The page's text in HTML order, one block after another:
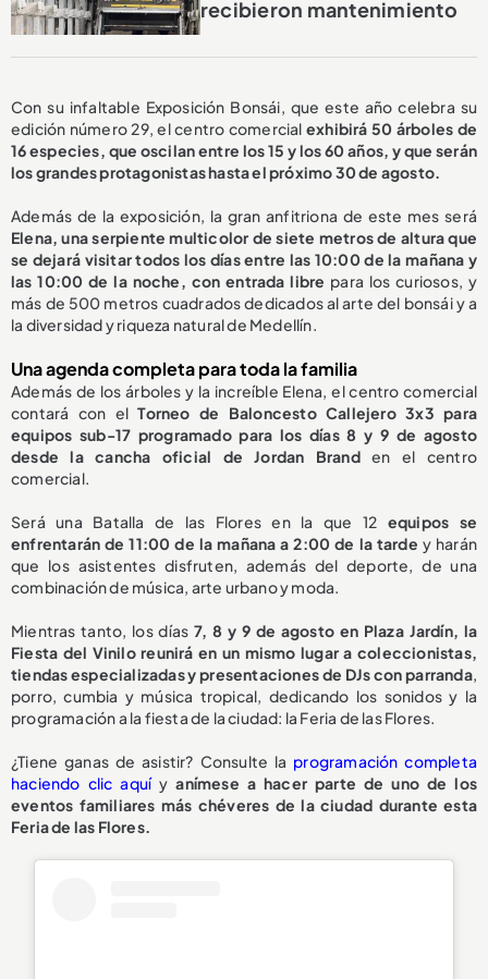
recibieron mantenimiento
Con su infaltable Exposición Bonsái, que este año celebra su
edición número 29, el centro comercial exhibirá 50 árboles de
16 especies, que oscilan entre los 15 y los 60 años, y que serán
los grandes protagonistas hasta el próximo 30 de agosto.
Además de la exposición, la gran anfitriona de este mes será
Elena, una serpiente multicolor de siete metros de altura que
se dejará visitar todos los días entre las 10:00 de la mañana y
las 10:00 de la noche, con entrada libre para los curiosos, y
más de 500 metros cuadrados dedicados al arte del bonsái y a
la diversidad y riqueza natural de Medellín.
Una agenda completa para toda la familia
Además de los árboles y la increíble Elena, el centro comercial
contará con elTorneo de Baloncesto Callejero 3x3 para
equipos sub-17 programado para los días 8 y 9 de agosto
desde la cancha oficial de Jordan Branden el centro
comercial.
Será una Batalla de las Flores en la que 12 equipos se
enfrentarán de 11:00 de la mañana a 2:00 de la tarde y harán
que los asistentes disfruten, además del deporte, de una
combinación de música, arte urbano y moda.
Mientras tanto, los días 7, 8 y 9 de agosto en Plaza Jardín, la
Fiesta del Vinilo reunirá en un mismo lugar a coleccionistas,
tiendas especializadas y presentaciones de DJs con parranda,
porro, cumbia y música tropical, dedicando los sonidos y la
programación a la fiesta de la ciudad: la Feria de las Flores.
¿Tiene ganas de asistir? Consulte la programación completa
haciendo clic aquíyanímese a hacer parte de uno de los
eventos familiares más chéveres de la ciudad durante esta
Feria de las Flores.